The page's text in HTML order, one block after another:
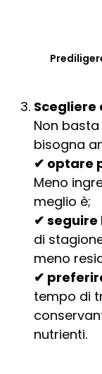
Scegliere
Non
bisogna
✔ optare
Meno
meglio è;
✔
di
meno
✔
tempo di
nutrienti.